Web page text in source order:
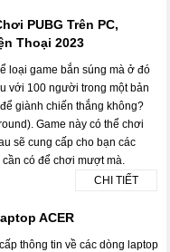
PUBG Trên PC,
Thoại 2023
loại game bắn súng mà ở đó
với 100 người trong một bản
giành chiến thắng không?
Game này có thể chơi
sẽ cung cấp cho bạn các
có để chơi mượt mà.
CHI TIẾT
ACER
thông tin về các dòng laptop